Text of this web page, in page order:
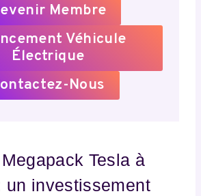
Membre
Véhicule
Électrique
Nous
Tesla à
un investissement